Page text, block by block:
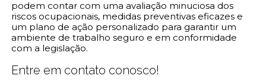
podem contar com uma avaliação minuciosa dos
riscos ocupacionais, medidas preventivas eficazes e
um plano de ação personalizado para garantir um
ambiente de trabalho seguro e em conformidade
com a legislação.
Entre em contato conosco!